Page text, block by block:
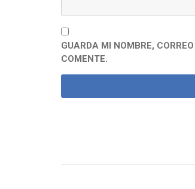
GUARDA MI NOMBRE,
COMENTE.